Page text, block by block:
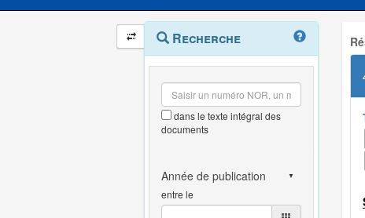
Navigation
et
outils
annexes
Menu
contextuel
Recherche
dans le texte intégral des
documents
entre le